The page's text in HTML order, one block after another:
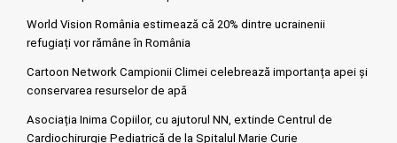
World Vision România estimează că 20% dintre ucrainenii
refugiați vor rămâne în România
Cartoon Network Campionii Climei celebrează importanța apei și
conservarea resurselor de apă
Asociația Inima Copiilor, cu ajutorul NN, extinde Centrul de
Cardiochirurgie Pediatrică de la Spitalul Marie Curie